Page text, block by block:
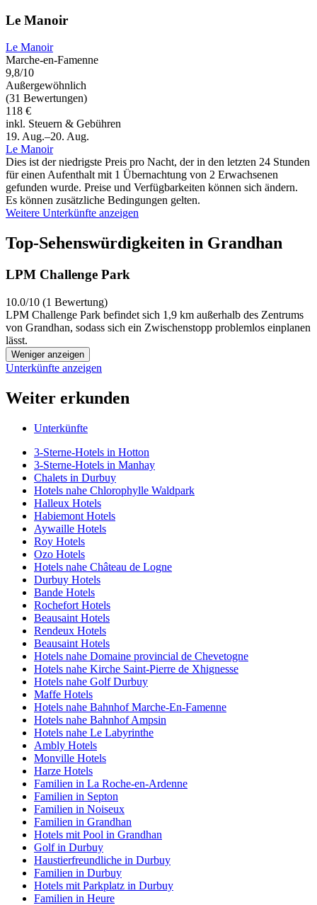
Le Manoir
Le Manoir
Marche-en-Famenne
9,8/10
Außergewöhnlich
(31 Bewertungen)
118 €
inkl. Steuern & Gebühren
19. Aug.–20. Aug.
Le Manoir
Dies ist der niedrigste Preis pro Nacht, der in den letzten 24 Stunden
für einen Aufenthalt mit 1 Übernachtung von 2 Erwachsenen
gefunden wurde. Preise und Verfügbarkeiten können sich ändern.
Es können zusätzliche Bedingungen gelten.
Weitere Unterkünfte anzeigen
Top-Sehenswürdigkeiten in Grandhan
LPM Challenge Park
10.0/10 (1 Bewertung)
LPM Challenge Park befindet sich 1,9 km außerhalb des Zentrums
von Grandhan, sodass sich ein Zwischenstopp problemlos einplanen
lässt.
Weniger anzeigen
Unterkünfte anzeigen
Weiter erkunden
Unterkünfte
3-Sterne-Hotels in Hotton
3-Sterne-Hotels in Manhay
Chalets in Durbuy
Hotels nahe Chlorophylle Waldpark
Halleux Hotels
Habiemont Hotels
Aywaille Hotels
Roy Hotels
Ozo Hotels
Hotels nahe Château de Logne
Durbuy Hotels
Bande Hotels
Rochefort Hotels
Beausaint Hotels
Rendeux Hotels
Beausaint Hotels
Hotels nahe Domaine provincial de Chevetogne
Hotels nahe Kirche Saint-Pierre de Xhignesse
Hotels nahe Golf Durbuy
Maffe Hotels
Hotels nahe Bahnhof Marche-En-Famenne
Hotels nahe Bahnhof Ampsin
Hotels nahe Le Labyrinthe
Ambly Hotels
Monville Hotels
Harze Hotels
Familien in La Roche-en-Ardenne
Familien in Septon
Familien in Noiseux
Familien in Grandhan
Hotels mit Pool in Grandhan
Golf in Durbuy
Haustierfreundliche in Durbuy
Familien in Durbuy
Hotels mit Parkplatz in Durbuy
Familien in Heure